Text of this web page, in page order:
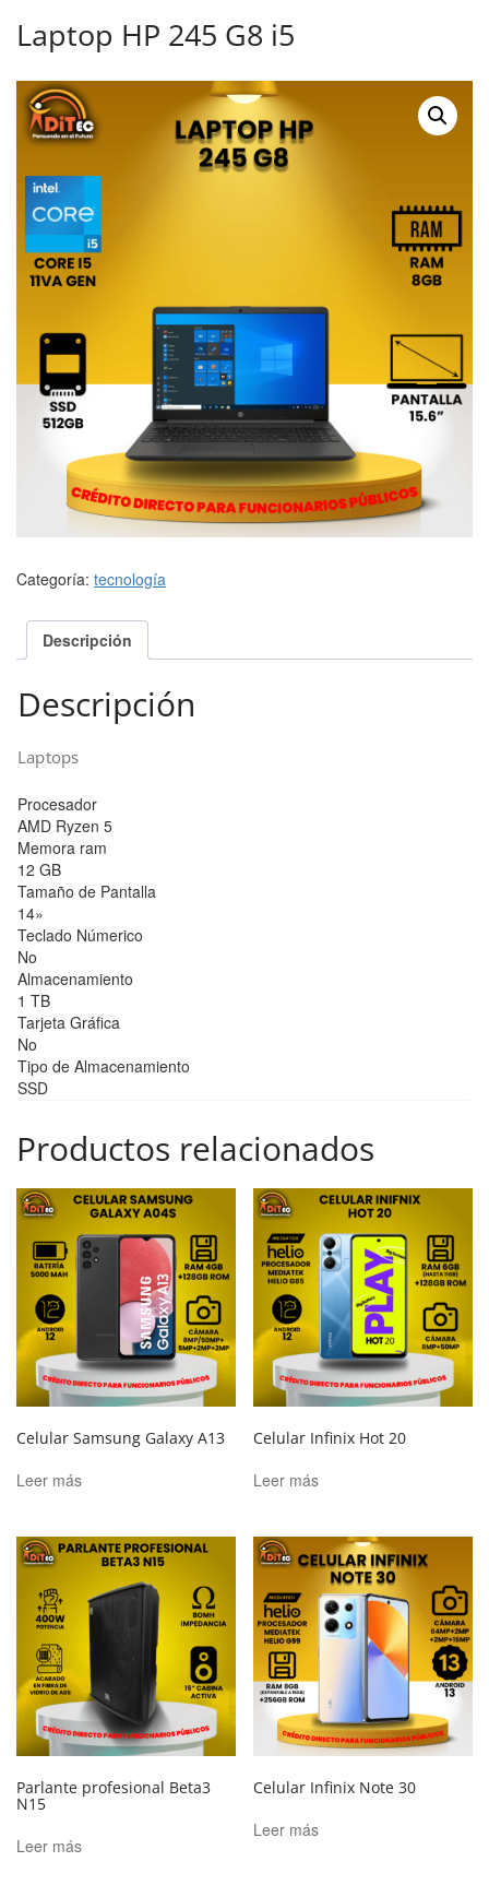
Laptop HP 245 G8 i5
Categoría: tecnología
Descripción
Descripción
Laptops
Procesador
AMD Ryzen 5
Memora ram
12 GB
Tamaño de Pantalla
14»
Teclado Númerico
No
Almacenamiento
1 TB
Tarjeta Gráfica
No
Tipo de Almacenamiento
SSD
Productos relacionados
Celular Samsung Galaxy A13
Leer más
Celular Infinix Hot 20
Leer más
Parlante profesional Beta3
N15
Leer más
Celular Infinix Note 30
Leer más